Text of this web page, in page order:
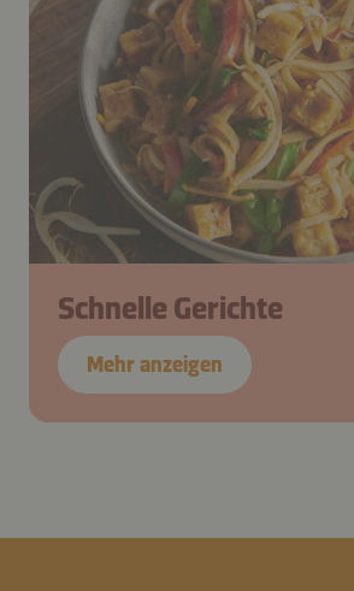
Schnelle Gerichte
Mehr anzeigen